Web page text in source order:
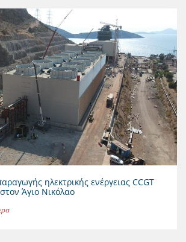
ηλεκτρικής ενέργειας CCGT
Άγιο Νικόλαο